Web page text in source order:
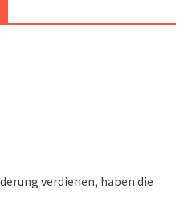
verdienen, haben die